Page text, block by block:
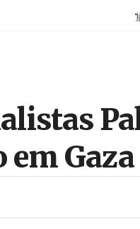
em Gaza